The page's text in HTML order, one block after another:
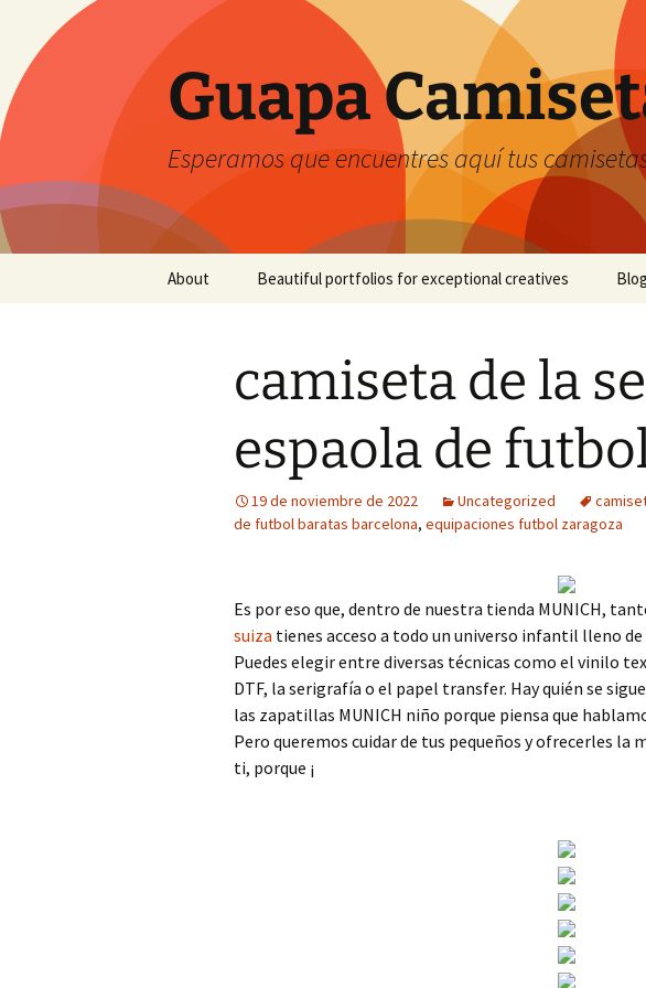
Guapa
Esperamos que encuentres aquí tus
About Beautiful portfolios for exceptional creatives Blog
camiseta de la
espaola de
19 de noviembre de 2022 Uncategorized
de futbol baratas barcelona, equipaciones futbol zaragoza
Es por eso que, dentro de nuestra tienda MUNICH,
suiza tienes acceso a todo un universo infantil lleno de
Puedes elegir entre diversas técnicas como el vinilo
DTF, la serigrafía o el papel transfer. Hay quién se
las zapatillas MUNICH niño porque piensa que
Pero queremos cuidar de tus pequeños y ofrecerles la
ti, porque ¡